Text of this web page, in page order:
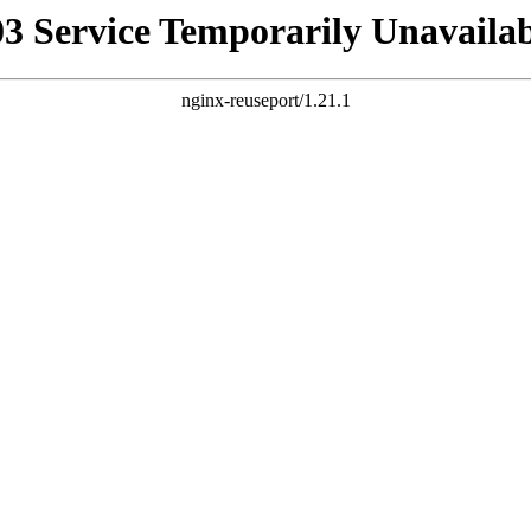
Service Temporarily
nginx-reuseport/1.21.1